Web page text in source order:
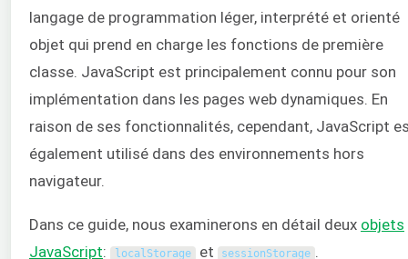
langage de programmation léger, interprété et orienté
objet qui prend en charge les fonctions de première
classe. JavaScript est principalement connu pour son
implémentation dans les pages web dynamiques. En
raison de ses fonctionnalités, cependant, JavaScript
également utilisé dans des environnements hors
navigateur.
Dans ce guide, nous examinerons en détail deux objets
JavaScript: localStorage et sessionStorage .